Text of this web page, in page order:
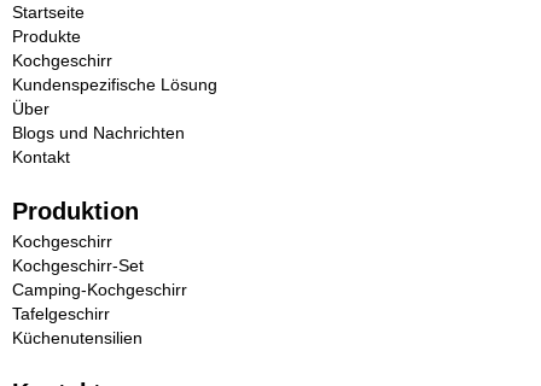
Startseite
Produkte
Kochgeschirr
Kundenspezifische Lösung
Über
Blogs und Nachrichten
Kontakt
Produktion
Kochgeschirr
Kochgeschirr-Set
Camping-Kochgeschirr
Tafelgeschirr
Küchenutensilien